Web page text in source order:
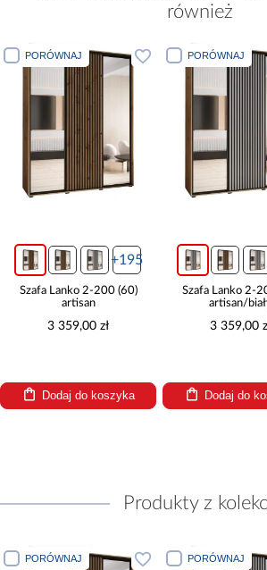
również
PORÓWNAJ
+195
Szafa Lanko 2-200 (60)
artisan/biały
3 359,00 zł
Dodaj do koszyka
PORÓWNAJ
Szafa Lanko
artisan/
3
Dodaj do
Produkty z
PORÓWNAJ